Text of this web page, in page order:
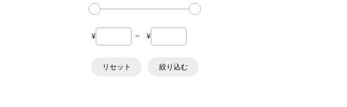
¥ ~ ¥
リセット 絞り込む